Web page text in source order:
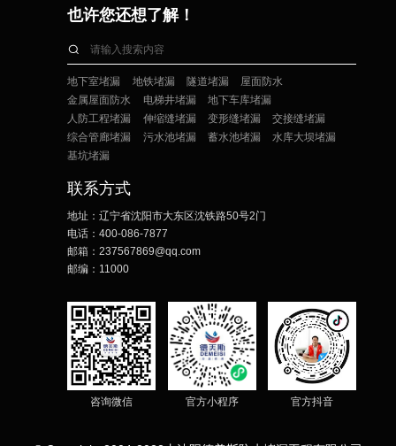
也许您还想了解！
地下室堵漏 地铁堵漏 隧道堵漏
屋面防水
金属屋面防水
电梯井堵漏
地下车库堵漏
人防工程堵漏
伸缩缝堵漏 变形缝堵漏
交接缝堵漏
综合管廊堵漏
污水池堵漏 蓄水池堵漏
水库大坝堵漏
基坑堵漏
联系方式
地址：辽宁省沈阳市大东区沈铁路50号2门
电话：400-086-7877
邮箱：237567869@qq.com
邮编： 11000
咨询微信 官方小程序 官方抖音